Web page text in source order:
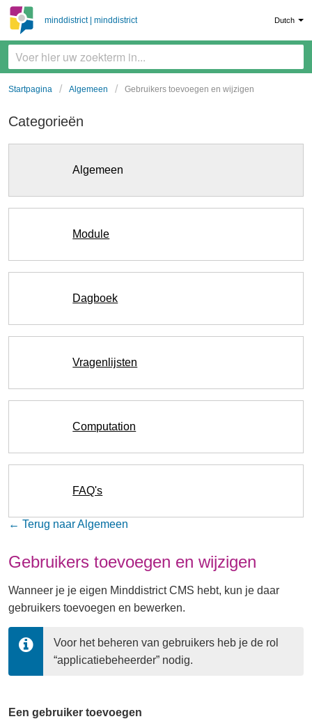
minddistrict | minddistrict Dutch
Startpagina Algemeen Gebruikers toevoegen en wijzigen
Categorieën
Algemeen
Module
Dagboek
Vragenlijsten
Computation
FAQ's
← Terug naar Algemeen
Gebruikers toevoegen en wijzigen
Wanneer je je eigen Minddistrict CMS hebt, kun je daar
gebruikers toevoegen en bewerken.
Voor het beheren van gebruikers heb je de rol
“applicatiebeheerder” nodig.
Een gebruiker toevoegen